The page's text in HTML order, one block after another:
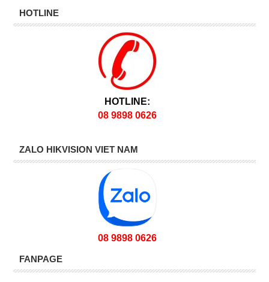
HOTLINE
HOTLINE:
08 9898 0626
ZALO HIKVISION VIET NAM
08 9898 0626
FANPAGE